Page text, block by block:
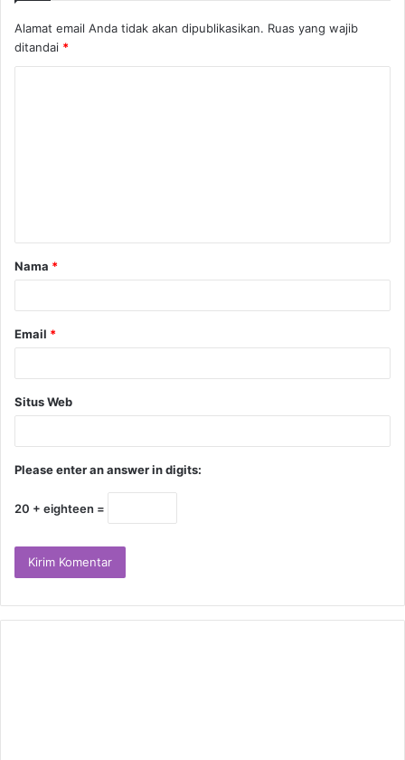
Alamat email Anda tidak akan dipublikasikan. Ruas yang wajib
ditandai *
Nama *
Email *
Situs Web
Please enter an answer in digits:
20 + eighteen =